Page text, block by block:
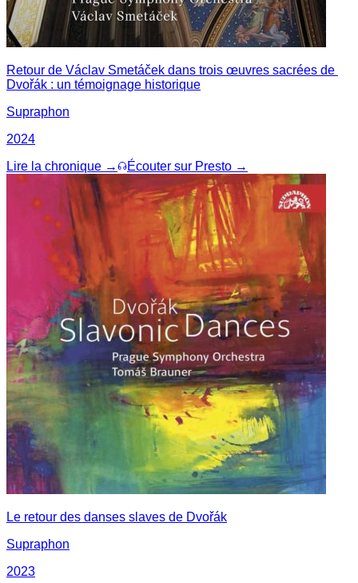
Retour de Václav Smetáček dans trois œuvres sacrées de
Dvořák : un témoignage historique
Supraphon
2024
Lire la chronique →
Écouter sur Presto →
Le retour des danses slaves de Dvořák
Supraphon
2023